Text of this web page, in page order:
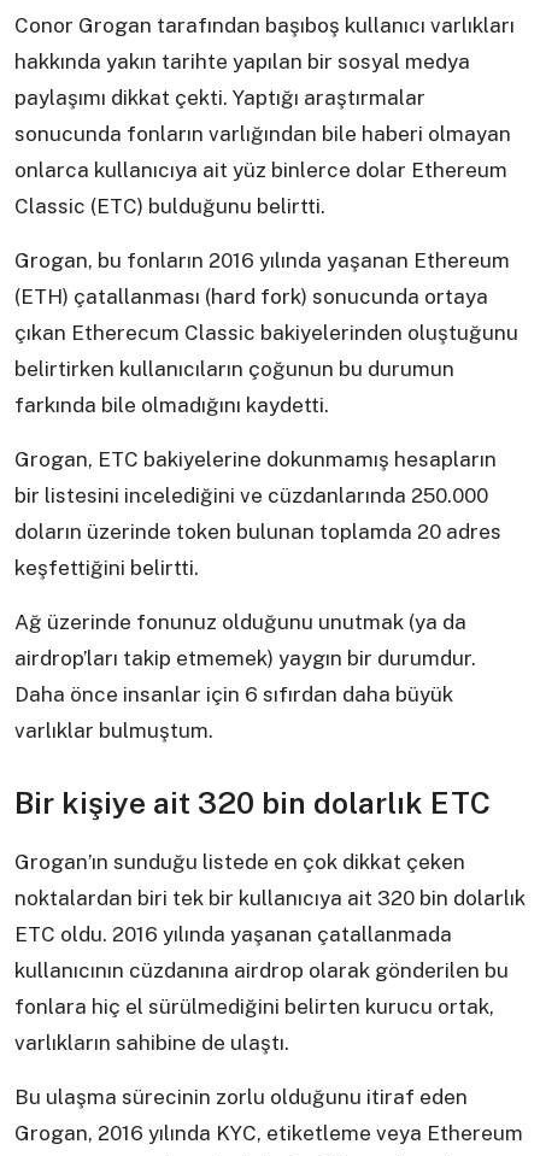
Conor Grogan tarafından başıboş kullanıcı varlıkları
hakkında yakın tarihte yapılan bir sosyal medya
paylaşımı dikkat çekti. Yaptığı araştırmalar
sonucunda fonların varlığından bile haberi olmayan
onlarca kullanıcıya ait yüz binlerce dolar Ethereum
Classic (ETC) bulduğunu belirtti.
Grogan, bu fonların 2016 yılında yaşanan Ethereum
(ETH) çatallanması (hard fork) sonucunda ortaya
çıkan Etherecum Classic bakiyelerinden oluştuğunu
belirtirken kullanıcıların çoğunun bu durumun
farkında bile olmadığını kaydetti.
Grogan, ETC bakiyelerine dokunmamış hesapların
bir listesini incelediğini ve cüzdanlarında 250.000
doların üzerinde token bulunan toplamda 20 adres
keşfettiğini belirtti.
Ağ üzerinde fonunuz olduğunu unutmak (ya da
airdrop’ları takip etmemek) yaygın bir durumdur.
Daha önce insanlar için 6 sıfırdan daha büyük
varlıklar bulmuştum.
Bir kişiye ait 320 bin dolarlık ETC
Grogan’ın sunduğu listede en çok dikkat çeken
noktalardan biri tek bir kullanıcıya ait 320 bin dolarlık
ETC oldu. 2016 yılında yaşanan çatallanmada
kullanıcının cüzdanına airdrop olarak gönderilen bu
fonlara hiç el sürülmediğini belirten kurucu ortak,
varlıkların sahibine de ulaştı.
Bu ulaşma sürecinin zorlu olduğunu itiraf eden
Grogan, 2016 yılında KYC, etiketleme veya Ethereum